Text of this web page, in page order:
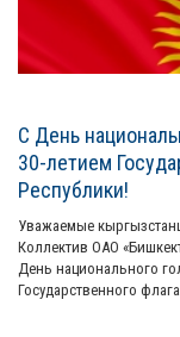
С День
30-летием
Республики!
Уважаемые
Коллектив ОАО
День национального
Государственного